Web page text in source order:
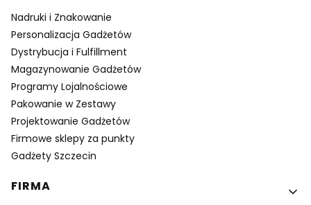
Nadruki i Znakowanie
Personalizacja Gadżetów
Dystrybucja i Fulfillment
Magazynowanie Gadżetów
Programy Lojalnościowe
Pakowanie w Zestawy
Projektowanie Gadżetów
Firmowe sklepy za punkty
Gadżety Szczecin
FIRMA